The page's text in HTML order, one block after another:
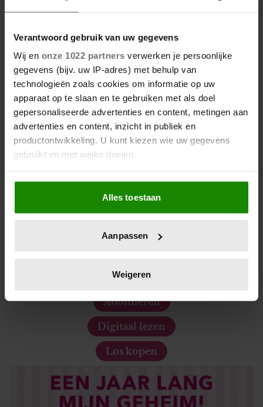
Verantwoord gebruik van uw gegevens
Wij en onze 1022 partners verwerken je persoonlijke
gegevens (bijv. uw IP-adres) met behulp van
technologieën zoals cookies om informatie op uw
apparaat op te slaan en te gebruiken met als doel
gepersonaliseerde advertenties en content, metingen aan
advertenties en content, inzicht in publiek en
productontwikkeling. U kunt kiezen wie uw gegevens
gebruikt en met welke doelen.
Als u het toestaat, willen we ook graag:
Informatie verzamelen over uw geografische locatie,
die tot een paar meter nauwkeurig kan zijn
op specifieke eigenschappen (fingerprinting)
verwerkt en stel uw voorkeuren in het
intrekken in de Cookieverklaring.
We gebruiken cookies om content en advertenties te
personaliseren, om functies voor social media te bieden
en om ons websiteverkeer te analyseren. Ook delen we
partners voor social media, adverteren en analyse. Deze
partners kunnen deze gegevens combineren met andere
Alles toestaan
Aanpassen
Weigeren
De nieuwe Mijn Geheim ligt nu in de winkel
Abonneren
Digitaal lezen
Los kopen